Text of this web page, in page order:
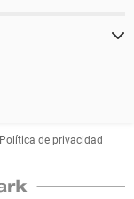
Política de privacidad